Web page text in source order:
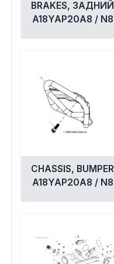
BRAKES, ЗАДНИЙ
A18YAP20A8 / N8
CHASSIS, BUMPER
A18YAP20A8 / N8